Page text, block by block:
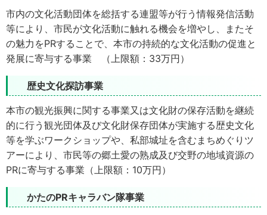
市内の文化活動団体を総括する連盟等が行う情報発信活動
等により、市民が文化活動に触れる機会を増やし、またそ
の魅力をPRすることで、本市の持続的な文化活動の促進と
発展に寄与する事業 （上限額：33万円）
歴史文化探訪事業
本市の観光振興に関する事業又は文化財の保存活動を継続
的に行う観光団体及び文化財保存団体が実施する歴史文化
等を学ぶワークショップや、私部城址を含むまちめぐりツ
アーにより、市民等の郷土愛の熟成及び交野の地域資源の
PRに寄与する事業（上限額：10万円）
かたのPRキャラバン隊事業